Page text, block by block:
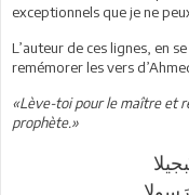
exceptionnels que je ne
L’auteur de ces lignes, en
remémorer les vers
«Lève-toi pour le maître et
prophète.»